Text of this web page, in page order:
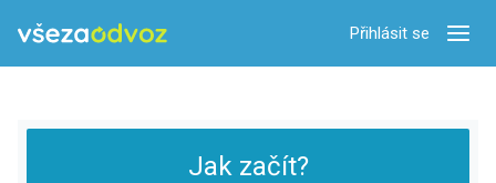
Přihlásit se
Jak začít?